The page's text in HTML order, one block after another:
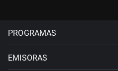
PROGRAMAS
EMISORAS